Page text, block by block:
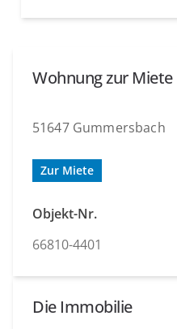
Wohnung zur Miete
51647 Gummersbach
Zur Miete
Objekt-Nr.
66810-4401
Die Immobilie